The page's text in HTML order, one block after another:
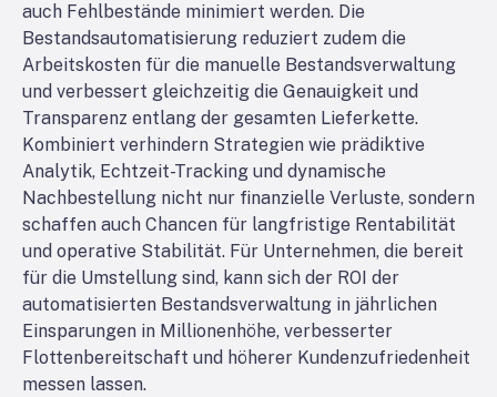
auch Fehlbestände minimiert werden. Die
Bestandsautomatisierung reduziert zudem die
Arbeitskosten für die manuelle Bestandsverwaltung
und verbessert gleichzeitig die Genauigkeit und
Transparenz entlang der gesamten Lieferkette.
Kombiniert verhindern Strategien wie prädiktive
Analytik, Echtzeit-Tracking und dynamische
Nachbestellung nicht nur finanzielle Verluste, sondern
schaffen auch Chancen für langfristige Rentabilität
und operative Stabilität. Für Unternehmen, die bereit
für die Umstellung sind, kann sich der ROI der
automatisierten Bestandsverwaltung in jährlichen
Einsparungen in Millionenhöhe, verbesserter
Flottenbereitschaft und höherer Kundenzufriedenheit
messen lassen.